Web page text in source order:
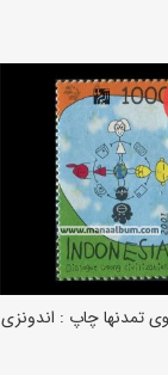
اطلاعات بیشتر
تمدنها چاپ : اندونزی